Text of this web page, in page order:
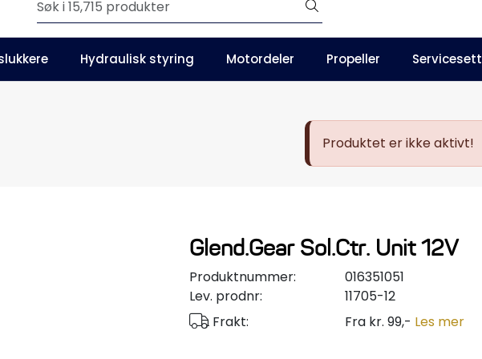
Outlet
Våre kataloger NO Infosenter
Hydraulisk styring Motordeler Propeller Servicesett
Produktet er ikke aktivt!
Glend.Gear Sol.Ctr. Unit 12V
Produktnummer:
016351051
Lev. prodnr:
11705-12
Frakt:
Fra kr. 99,- Les mer